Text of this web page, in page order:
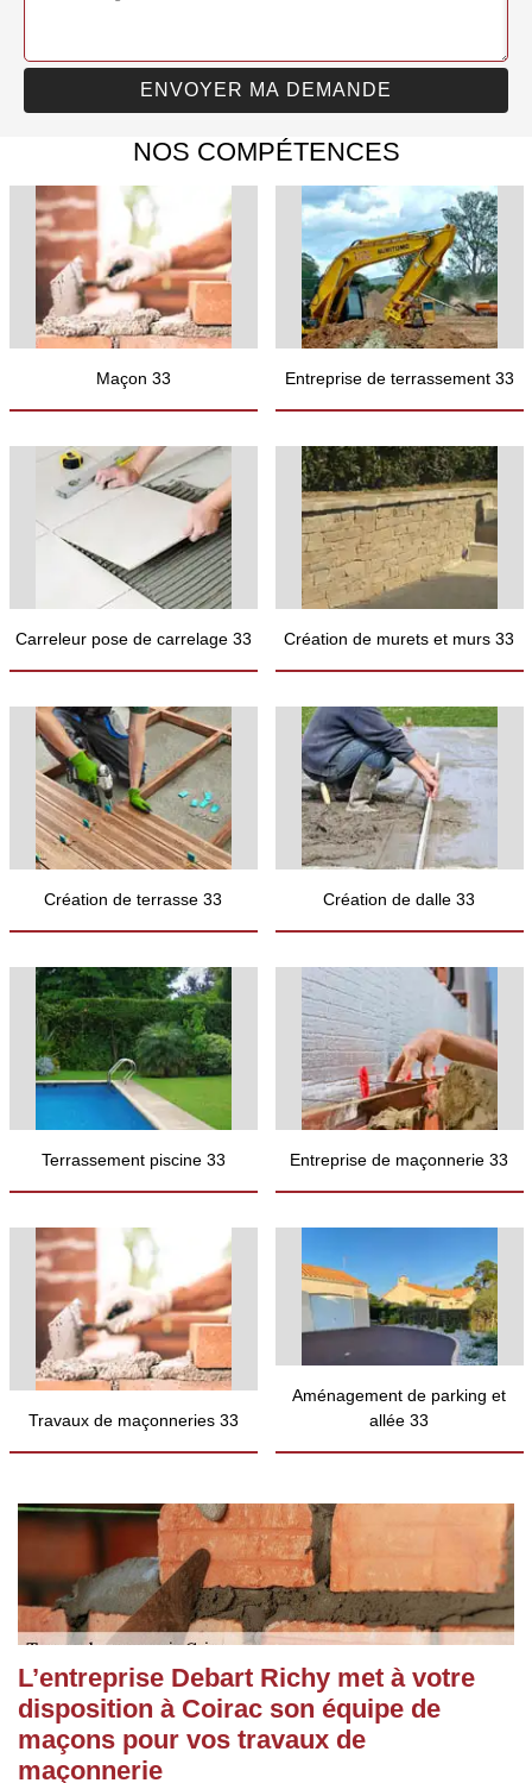
NOS COMPÉTENCES
Maçon 33 Entreprise de terrassement 33
Carreleur pose de carrelage 33 Création de murets et murs 33
Création de terrasse 33 Création de dalle 33
Terrassement piscine 33 Entreprise de maçonnerie 33
Travaux de maçonneries 33
Aménagement de parking et
allée 33
L’entreprise Debart Richy met à votre
disposition à Coirac son équipe de
maçons pour vos travaux de
maçonnerie